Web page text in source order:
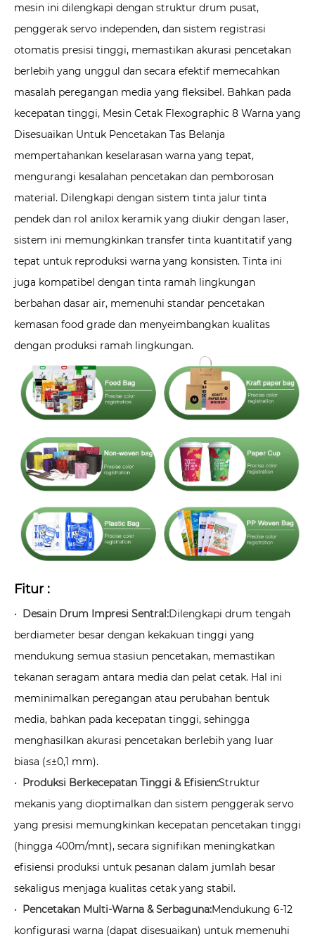
mesin ini dilengkapi dengan struktur drum pusat,
penggerak servo independen, dan sistem registrasi
otomatis presisi tinggi, memastikan akurasi pencetakan
berlebih yang unggul dan secara efektif memecahkan
masalah peregangan media yang fleksibel. Bahkan pada
kecepatan tinggi, Mesin Cetak Flexographic 8 Warna yang
Disesuaikan Untuk Pencetakan Tas Belanja
mempertahankan keselarasan warna yang tepat,
mengurangi kesalahan pencetakan dan pemborosan
material. Dilengkapi dengan sistem tinta jalur tinta
pendek dan rol anilox keramik yang diukir dengan laser,
sistem ini memungkinkan transfer tinta kuantitatif yang
tepat untuk reproduksi warna yang konsisten. Tinta ini
juga kompatibel dengan tinta ramah lingkungan
berbahan dasar air, memenuhi standar pencetakan
kemasan food grade dan menyeimbangkan kualitas
dengan produksi ramah lingkungan.
Fitur :
· Desain Drum Impresi Sentral:Dilengkapi drum tengah
berdiameter besar dengan kekakuan tinggi yang
mendukung semua stasiun pencetakan, memastikan
tekanan seragam antara media dan pelat cetak. Hal ini
meminimalkan peregangan atau perubahan bentuk
media, bahkan pada kecepatan tinggi, sehingga
menghasilkan akurasi pencetakan berlebih yang luar
biasa (≤±0,1 mm).
· Produksi Berkecepatan Tinggi & Efisien:Struktur
mekanis yang dioptimalkan dan sistem penggerak servo
yang presisi memungkinkan kecepatan pencetakan tinggi
(hingga 400m/mnt), secara signifikan meningkatkan
efisiensi produksi untuk pesanan dalam jumlah besar
sekaligus menjaga kualitas cetak yang stabil.
· Pencetakan Multi-Warna & Serbaguna:Mendukung 6-12
konfigurasi warna (dapat disesuaikan) untuk memenuhi